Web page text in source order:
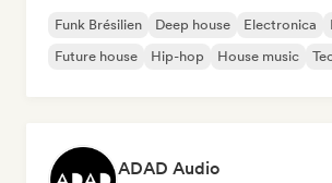
Funk Brésilien Deep house Electronica
Future house
Hip-hop House music
ADAD Audio